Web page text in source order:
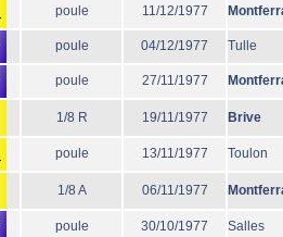
poule 11/12/1977
poule 04/12/1977 Tulle
poule 27/11/1977
1/8 R 19/11/1977 Brive
poule 13/11/1977 Toulon
1/8 A 06/11/1977
poule 30/10/1977 Salles